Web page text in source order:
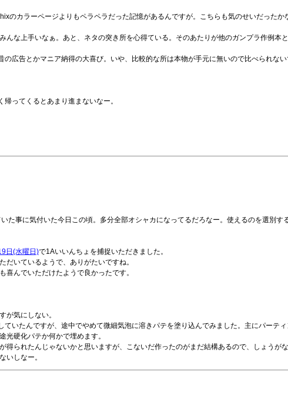
のカラーページよりもペラペラだった記憶があるんですが。こちらも気のせいだったか
んな上手いなぁ。あと、ネタの突き所を心得ている。そのあたりが他のガンプラ作例本と
広告とかマニア納得の大喜び。いや、比較的な所は本物が手元に無いので比べられない
ってくるとあまり進まないなー。
た事に気付いた今日この頃。多分全部オシャカになってるだろなー。使えるのを選別す
日(水曜日)で1Aいいんちょを捕捉いただきました。
だいているようで、ありがたいですね。
喜んでいただけたようで良かったです。
が気にしない。
いたんですが、途中でやめて微細気泡に溶きパテを塗り込んでみました。主にパーテ
光硬化パテか何かで埋めます。
得られたんじゃないかと思いますが、こないだ作ったのがまだ結構あるので、しょうが
いしなー。